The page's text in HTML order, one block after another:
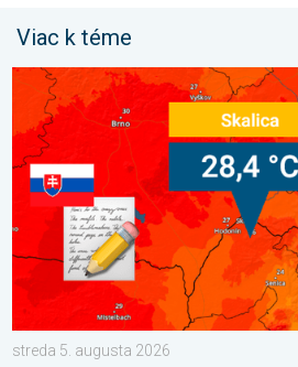
Viac k téme
Bol prekonaný rekord minimálnej
streda 5. augusta 2026